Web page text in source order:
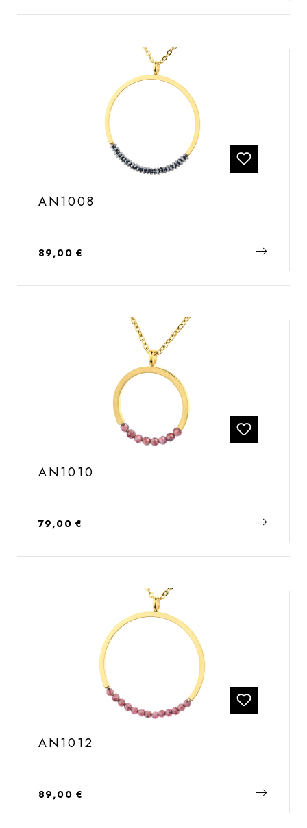
AN1008
Regulärer Preis:
89,00 €
AN1010
Regulärer Preis:
79,00 €
AN1012
Regulärer Preis:
89,00 €